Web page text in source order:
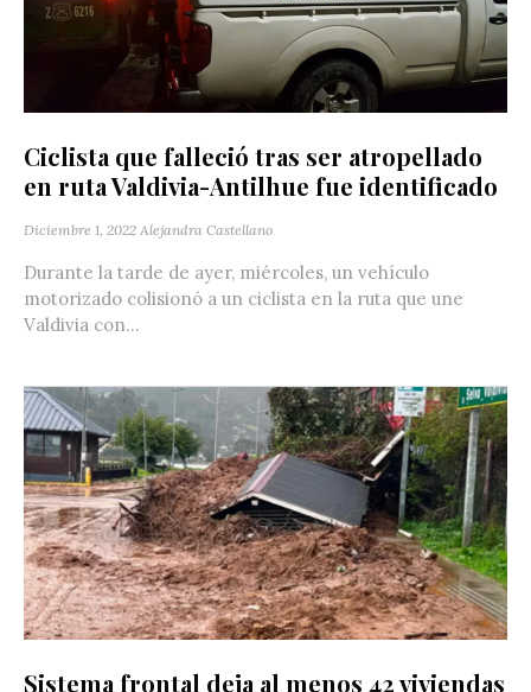
Ciclista que falleció tras ser atropellado
en ruta Valdivia-Antilhue fue identificado
Diciembre 1, 2022 Alejandra Castellano
Durante la tarde de ayer, miércoles, un vehículo
motorizado colisionó a un ciclista en la ruta que une
Valdivia con...
Sistema frontal deja al menos 42 viviendas